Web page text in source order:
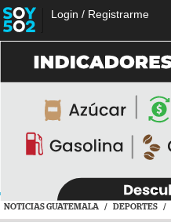
Login / Registrarme
NOTICIAS GUATEMALA / DEPORTES /